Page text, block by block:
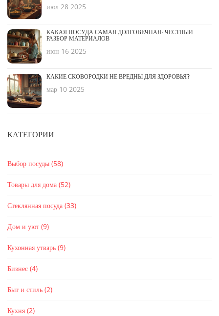
июл 28 2025
КАКАЯ ПОСУДА САМАЯ ДОЛГОВЕЧНАЯ: ЧЕСТНЫЙ
РАЗБОР МАТЕРИАЛОВ
июн 16 2025
КАКИЕ СКОВОРОДКИ НЕ ВРЕДНЫ ДЛЯ ЗДОРОВЬЯ?
мар 10 2025
КАТЕГОРИИ
Выбор посуды (58)
Товары для дома (52)
Стеклянная посуда (33)
Дом и уют (9)
Кухонная утварь (9)
Бизнес (4)
Быт и стиль (2)
Кухня (2)